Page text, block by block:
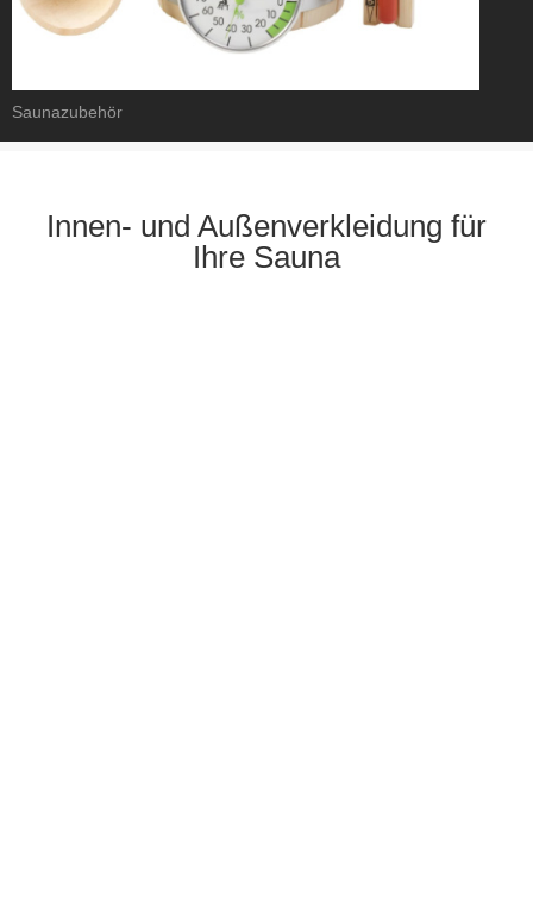
Saunazubehör
Innen- und Außenverkleidung für
Ihre Sauna